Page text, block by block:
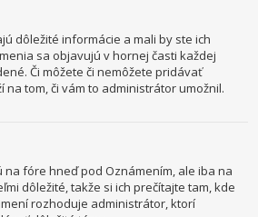
dôležité informácie a mali by ste ich
sa objavujú v hornej časti každej
Či môžete či nemôžete pridávať
tom, či vám to administrátor umožnil.
na fóre hneď pod Oznámením, ale iba na
dôležité, takže si ich prečítajte tam, kde
rozhoduje administrátor, ktorí